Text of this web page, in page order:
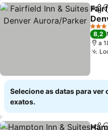
3
8,2
a
Selecione as datas para ver
exatos.